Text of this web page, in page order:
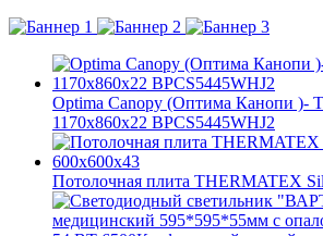
Optima Canopy (Оптима Канопи )-
1170x860x22 BPCS5445WHJ2
Потолочная плита THERMATEX